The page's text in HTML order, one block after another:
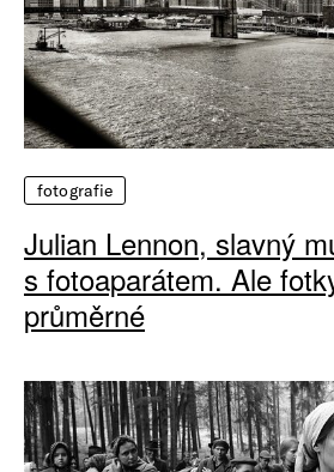
fotografie
Julian Lennon, slavný
s fotoaparátem. Ale
průměrné